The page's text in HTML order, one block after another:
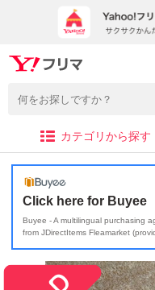
カテゴリから探す
Click here for Buyee
Buyee - A multilingual purchasing
from JDirectItems Fleamarket